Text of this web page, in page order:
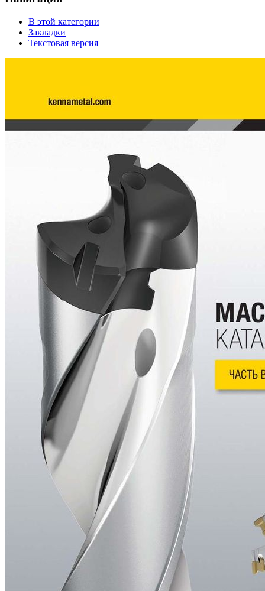
В этой категории
Закладки
Текстовая версия